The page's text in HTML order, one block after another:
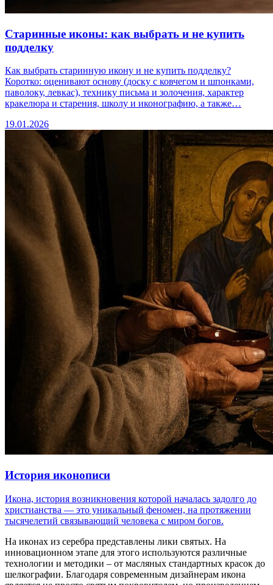
Старинные иконы: как выбрать и не купить
подделку
Как выбрать старинную икону и не купить подделку?
Коротко: оценивают основу (доску с ковчегом и шпонками,
паволоку, левкас), технику письма и золочения, характер
кракелюра и старения, школу и иконографию, а также…
19.01.2026
История иконописи
Икона, история возникновения которой началась задолго до
христианства — это уникальный феномен, на протяжении
тысячелетий связывающий человека с миром богов.
На иконах из серебра представлены лики святых. На
инновационном этапе для этого используются различные
технологии и методики – от масляных стандартных красок до
шелкографии. Благодаря современным дизайнерам икона